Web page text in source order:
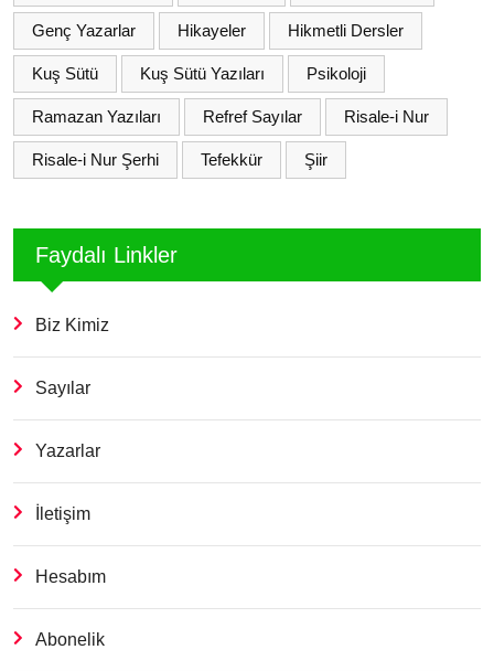
Genç Yazarlar Hikayeler Hikmetli Dersler
Kuş Sütü Kuş Sütü Yazıları Psikoloji
Ramazan Yazıları Refref Sayılar Risale-i Nur
Risale-i Nur Şerhi Tefekkür Şiir
Faydalı Linkler
Biz Kimiz
Sayılar
Yazarlar
İletişim
Hesabım
Abonelik